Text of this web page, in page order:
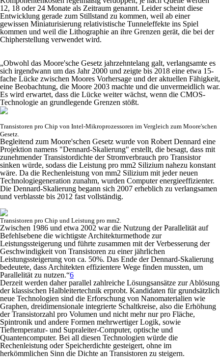
12, 18 oder 24 Monate als Zeitraum genannt. Leider scheint diese
Entwicklung gerade zum Stillstand zu kommen, weil ab einer
gewissen Miniaturisierung relativistische Tunneleffekte ins Spiel
kommen und weil die Lithographie an ihre Grenzen gerät, die bei der
Chipherstellung verwendet wird.
„Obwohl das Moore'sche Gesetz jahrzehntelang galt, verlangsamte es
sich irgendwann um das Jahr 2000 und zeigte bis 2018 eine etwa 15-
fache Lücke zwischen Moores Vorhersage und der aktuellen Fähigkeit,
eine Beobachtung, die Moore 2003 machte und die unvermeidlich war.
Es wird erwartet, dass die Lücke weiter wächst, wenn die CMOS-
Technologie an grundlegende Grenzen stößt.
Transistoren pro Chip von Intel-Mikroprozessoren im Vergleich zum Moore'schen
Gesetz.
Begleitend zum Moore'schen Gesetz wurde von Robert Dennard eine
Projektion namens "Dennard-Skalierung" erstellt, die besagt, dass mit
zunehmender Transistordichte der Stromverbrauch pro Transistor
sinken würde, sodass die Leistung pro mm2 Silizium nahezu konstant
wäre. Da die Rechenleistung von mm2 Silizium mit jeder neuen
Technologiegeneration zunahm, wurden Computer energieeffizienter.
Die Dennard-Skalierung begann sich 2007 erheblich zu verlangsamen
und verblasste bis 2012 fast vollständig.
Transistoren pro Chip und Leistung pro mm2.
Zwischen 1986 und etwa 2002 war die Nutzung der Parallelität auf
Befehlsebene die wichtigste Architekturmethode zur
Leistungssteigerung und führte zusammen mit der Verbesserung der
Geschwindigkeit von Transistoren zu einer jährlichen
Leistungssteigerung von ca. 50%. Das Ende der Dennard-Skalierung
bedeutete, dass Architekten effizientere Wege finden mussten, um
Parallelität zu nutzen.“6
Derzeit werden daher parallel zahlreiche Lösungsansätze zur Ablösung
der klassischen Halbleitertechnik erprobt. Kandidaten für grundsätzlich
neue Technologien sind die Erforschung von Nanomaterialien wie
Graphen, dreidimensionale integrierte Schaltkreise, also die Erhöhung
der Transistorzahl pro Volumen und nicht mehr nur pro Fläche,
Spintronik und andere Formen mehrwertiger Logik, sowie
Tieftemperatur- und Supraleiter-Computer, optische und
Quantencomputer. Bei all diesen Technologien würde die
Rechenleistung oder Speicherdichte gesteigert, ohne im
herkömmlichen Sinn die Dichte an Transistoren zu steigern.